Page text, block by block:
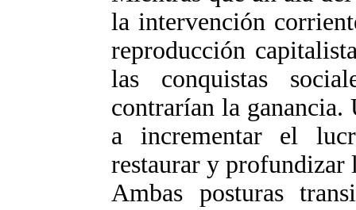
la intervención
reproducción
las conquistas
contrarían la
a incrementar el
restaurar y profundizar
Ambas posturas